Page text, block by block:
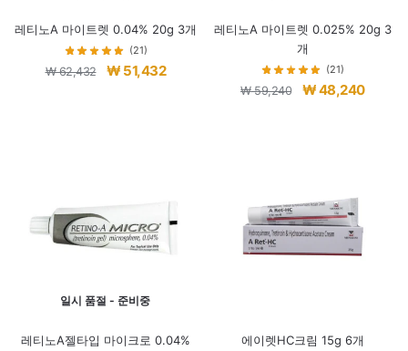
레티노A 마이트렛 0.04% 20g 3개
(21)
₩62,432
원
₩ 51,432현
레티노A 마이트렛 0.025% 20g 3
개
(21)
₩59,240
원
₩48,240현
일시 품절 - 준비중
레티노A젤타입 마이크로 0.04%
에이렛HC크림 15g 6개